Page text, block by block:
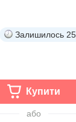
Залишилось
Купити
або